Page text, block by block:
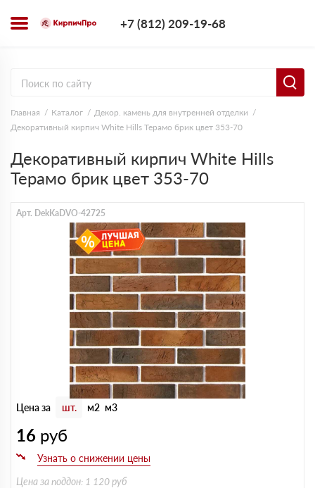
+7 (812) 209-19-68
Главная Каталог
Декор. камень для внутренней отделки
Декоративный кирпич White Hills Терамо брик цвет 353-70
Декоративный кирпич White Hills
Терамо брик цвет 353-70
Арт. DekKaDVO-42725
Цена за шт. м2 м3
16 руб
Цена за поддон: 1 120 руб